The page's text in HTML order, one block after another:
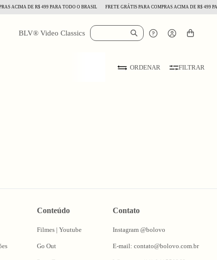
ACIMA DE R$ 499 PARA TODO O BRASIL FRETE GRÁTIS PARA COMPRAS ACIMA DE R$ 499
BLV® Video Classics
ORDENAR FILTRAR
Conteúdo
Filmes | Youtube
Go Out
Contato
Instagram @bolovo
E-mail: contato@bolovo.com.br